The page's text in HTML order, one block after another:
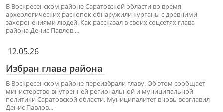
В Воскресенском районе Саратовской области во время
археологических раскопок обнаружили курганы с древними
захоронениями людей. Как рассказал в своих соцсетях глава
района Денис Павлов,...
12.05.26
Избран глава района
В Воскресенском районе переизбрали главу. Об этом сообщает
министерство внутренней региональной и муниципальной
политики Саратовской области. Муниципалитет вновь возглавил
Денис Павлов...